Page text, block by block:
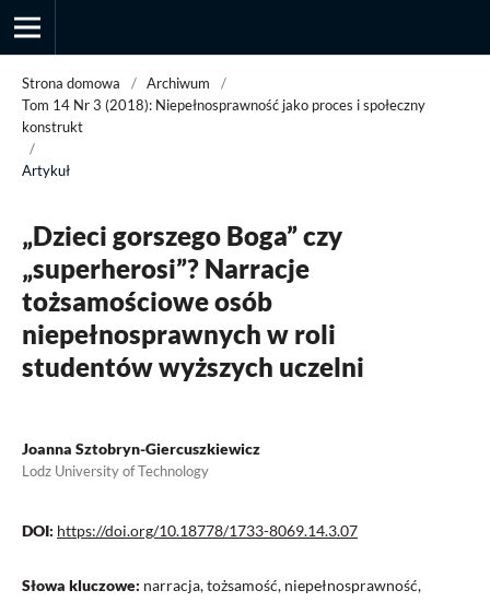
Strona domowa / Archiwum
/
Tom 14 Nr 3 (2018): Niepełnosprawność jako proces i społeczny
konstrukt
/
Artykuł
„Dzieci gorszego Boga” czy
„superherosi”? Narracje
tożsamościowe osób
niepełnosprawnych w roli
studentów wyższych uczelni
Joanna Sztobryn-Giercuszkiewicz
Lodz University of Technology
DOI: https://doi.org/10.18778/1733-8069.14.3.07
Słowa kluczowe: narracja, tożsamość, niepełnosprawność,